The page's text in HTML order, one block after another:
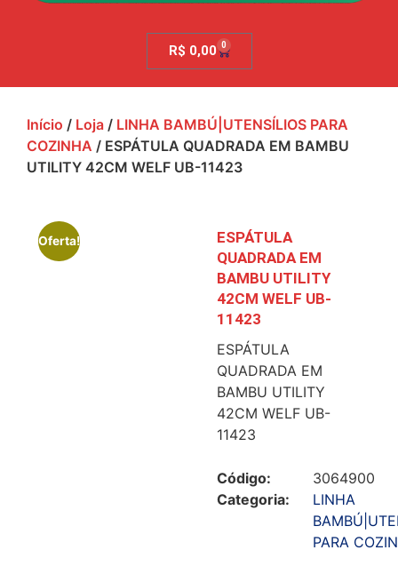
R$ 0,00 0
Início / Loja / LINHA BAMBÚ|UTENSÍLIOS PARA
COZINHA / ESPÁTULA QUADRADA EM BAMBU
UTILITY 42CM WELF UB-11423
Oferta!
ESPÁTULA
QUADRADA EM
BAMBU UTILITY
42CM WELF UB-
11423
ESPÁTULA
QUADRADA EM
BAMBU UTILITY
42CM WELF UB-
11423
Código:
3064900
Categoria:
LINHA
PARA